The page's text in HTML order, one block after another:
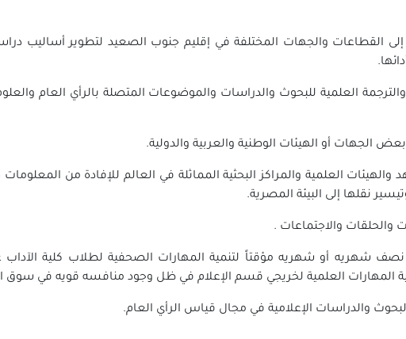
القطاعات والجهات المختلفة في إقليم جنوب الصعيد لتطوير أساليب
العلمية للبحوث والدراسات والموضوعات المتصلة بالرأي العام
الجهات أو الهيئات الوطنية والعربية والدولية.
العلمية والمراكز البحثية المماثلة في العالم للإفادة من
نقلها إلى البيئة المصرية.
والحلقات والاجتماعات .
شهريه أو شهريه مؤقتاً لتنمية المهارات الصحفية لطلاب كلية
العلمية لخريجي قسم الإعلام في ظل وجود منافسه قويه في سوق
والدراسات الإعلامية في مجال قياس الرأي العام.